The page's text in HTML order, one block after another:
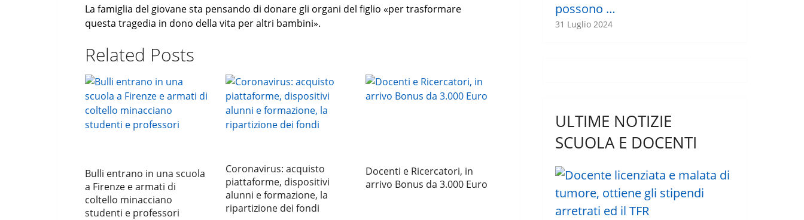
La famiglia del giovane sta pensando di donare gli organi del figlio «per trasformare
questa tragedia in dono della vita per altri bambini».
Related Posts
Bulli entrano in una scuola
a Firenze e armati di
coltello minacciano
studenti e professori
Coronavirus: acquisto
piattaforme, dispositivi
alunni e formazione, la
ripartizione dei fondi
Docenti e Ricercatori, in
arrivo Bonus da 3.000 Euro
possono …
31 Luglio 2024
ULTIME NOTIZIE
SCUOLA E DOCENTI